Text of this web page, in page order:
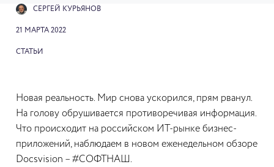
СЕРГЕЙ КУРЬЯНОВ
21 МАРТА 2022
СТАТЬИ
Новая реальность. Мир снова ускорился, прям рванул.
На голову обрушивается противоречивая информация.
Что происходит на российском ИТ-рынке бизнес-
приложений, наблюдаем в новом еженедельном обзоре
Docsvision – #СОФТНАШ.